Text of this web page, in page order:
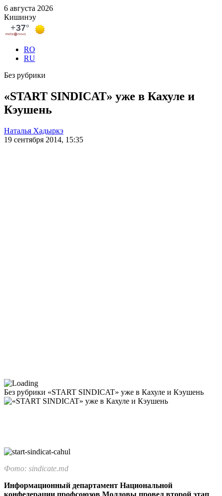
6 августа 2026
Кишинэу
RO
RU
Без рубрики
«START SINDICAT» уже в Кахуле и
Кэушень
Наталья Хадыркэ
19 сентября 2014, 15:35
Без рубрики «START SINDICAT» уже в Кахуле и Кэушень
Фото: sindicate.md
Информационный депар­тамент Национальной
конфедерации профсою­зов Молдовы провел вто­рой этап